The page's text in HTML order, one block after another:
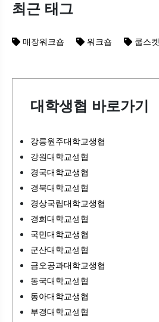
최근 태그
매장워크숍 워크숍 쿱스켓
대학생협 바로가기
강릉원주대학교생협
강원대학교생협
경국대학교생협
경북대학교생협
경상국립대학교생협
경희대학교생협
국민대학교생협
군산대학교생협
금오공과대학교생협
동국대학교생협
동아대학교생협
부경대학교생협